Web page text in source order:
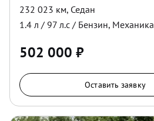
232 023 км, Седан
1.4 л / 97 л.с / Бензин, Механика
502 000 ₽
Оставить заявку